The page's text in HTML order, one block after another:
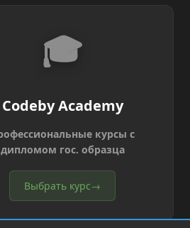
🎓
Codeby Academy
курсы с
дипломом гос. образца
Выбрать курс→